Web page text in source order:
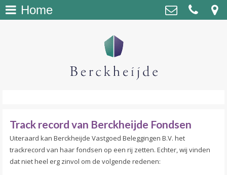
Managing Partner >
Contact >
Berckheijde Vastgoed Beleggingen
Kapteynstraat 1, 2201 BB Noordwijk
matthijsdenos@berckheijde.nl
Home
Track record van Berckheijde Fondsen
Uiteraard kan Berckheijde Vastgoed Beleggingen B.V. het
trackrecord van haar fondsen op een rij zetten. Echter, wij vinden
dat niet heel erg zinvol om de volgende redenen: